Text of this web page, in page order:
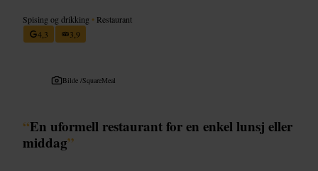
Spising og drikking • Restaurant
4,3
3,9
Bilde /SquareMeal
“En uformell restaurant for en enkel lunsj eller
middag”